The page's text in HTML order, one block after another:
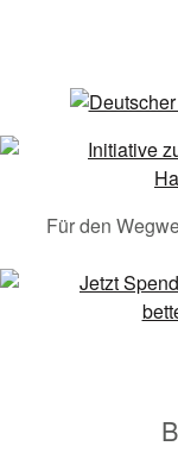
Für den